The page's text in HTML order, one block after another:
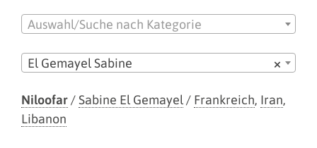
Auswahl/Suche nach Kategorie
×
El Gemayel Sabine
Niloofar/Sabine El Gemayel/ Frankreich, Iran,
Libanon